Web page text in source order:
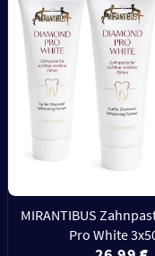
MIRANTIBUS
Pro White